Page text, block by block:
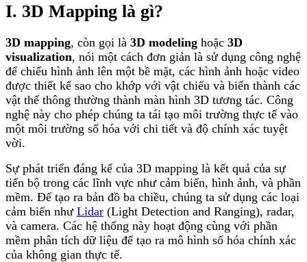
I. 3D Mapping là gì?
3D mapping, còn gọi là 3D modeling hoặc 3D
visualization, nói một cách đơn giản là sử dụng công nghệ
để chiếu hình ảnh lên một bề mặt, các hình ảnh hoặc video
được thiết kế sao cho khớp với vật chiếu và biến thành các
vật thể thông thường thành màn hình 3D tương tác. Công
nghệ này cho phép chúng ta tái tạo môi trường thực tế vào
một môi trường số hóa với chi tiết và độ chính xác tuyệt
vời.
Sự phát triển đáng kể của 3D mapping là kết quả của sự
tiến bộ trong các lĩnh vực như cảm biến, hình ảnh, và phần
mềm. Để tạo ra bản đồ ba chiều, chúng ta sử dụng các loại
cảm biến như Lidar (Light Detection and Ranging), radar,
và camera. Các hệ thống này hoạt động cùng với phần
mềm phân tích dữ liệu để tạo ra mô hình số hóa chính xác
của không gian thực tế.